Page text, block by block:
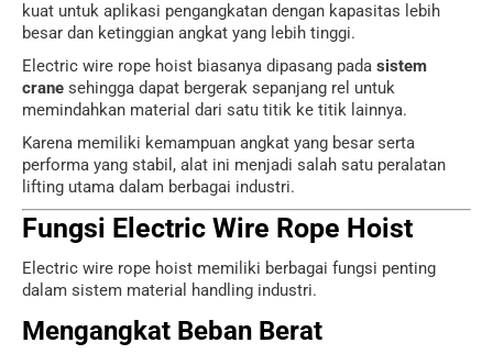
kuat untuk aplikasi pengangkatan dengan kapasitas lebih
besar dan ketinggian angkat yang lebih tinggi.
Electric wire rope hoist biasanya dipasang pada sistem
crane sehingga dapat bergerak sepanjang rel untuk
memindahkan material dari satu titik ke titik lainnya.
Karena memiliki kemampuan angkat yang besar serta
performa yang stabil, alat ini menjadi salah satu peralatan
lifting utama dalam berbagai industri.
Fungsi Electric Wire Rope Hoist
Electric wire rope hoist memiliki berbagai fungsi penting
dalam sistem material handling industri.
Mengangkat Beban Berat